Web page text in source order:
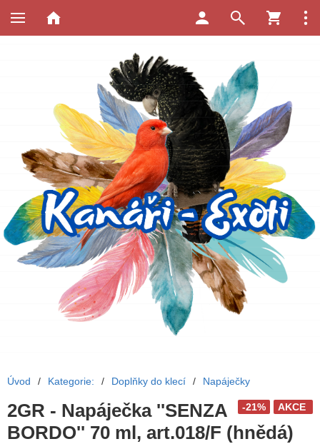
Úvod / Kategorie: / Doplňky do klecí / Napáječky
AKCE
-21%
2GR - Napáječka ''SENZA
BORDO'' 70 ml, art.018/F (hnědá)